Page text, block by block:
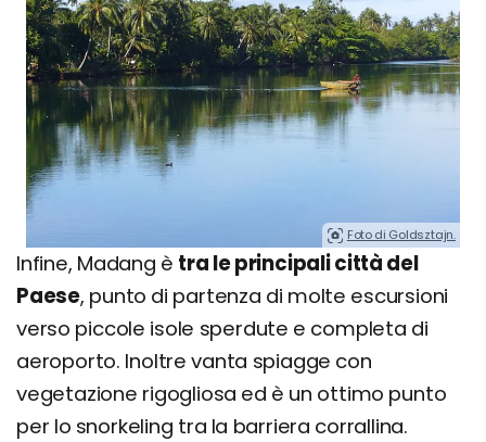
Foto di Goldsztajn.
Infine, Madang è tra le principali città del
Paese, punto di partenza di molte escursioni
verso piccole isole sperdute e completa di
aeroporto. Inoltre vanta spiagge con
vegetazione rigogliosa ed è un ottimo punto
per lo snorkeling tra la barriera corrallina.